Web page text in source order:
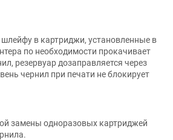
в картриджи, установленные в
по необходимости прокачивает
резервуар дозаправляется через
чернил при печати не блокирует
замены одноразовых картриджей